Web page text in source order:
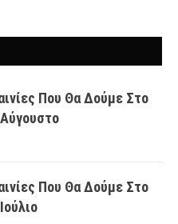
Που Θα Δούμε Στο
Που Θα Δούμε Στο